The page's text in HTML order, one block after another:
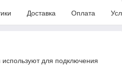
Доставка Оплата
для подключения